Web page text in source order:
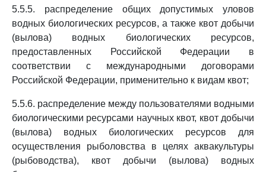
5.5.5. распределение общих допустимых уловов
водных биологических ресурсов, а также квот добычи
(вылова) водных биологических ресурсов,
предоставленных Российской Федерации в
соответствии с международными договорами
Российской Федерации, применительно к видам квот;
5.5.6. распределение между пользователями водными
биологическими ресурсами научных квот, квот добычи
(вылова) водных биологических ресурсов для
осуществления рыболовства в целях аквакультуры
(рыбоводства), квот добычи (вылова) водных